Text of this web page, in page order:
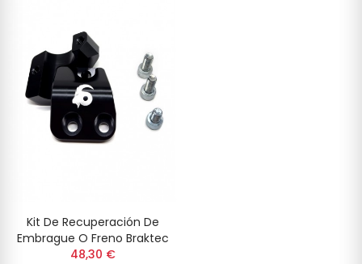
Kit De Recuperación De
Embrague O Freno Braktec
48,30 €